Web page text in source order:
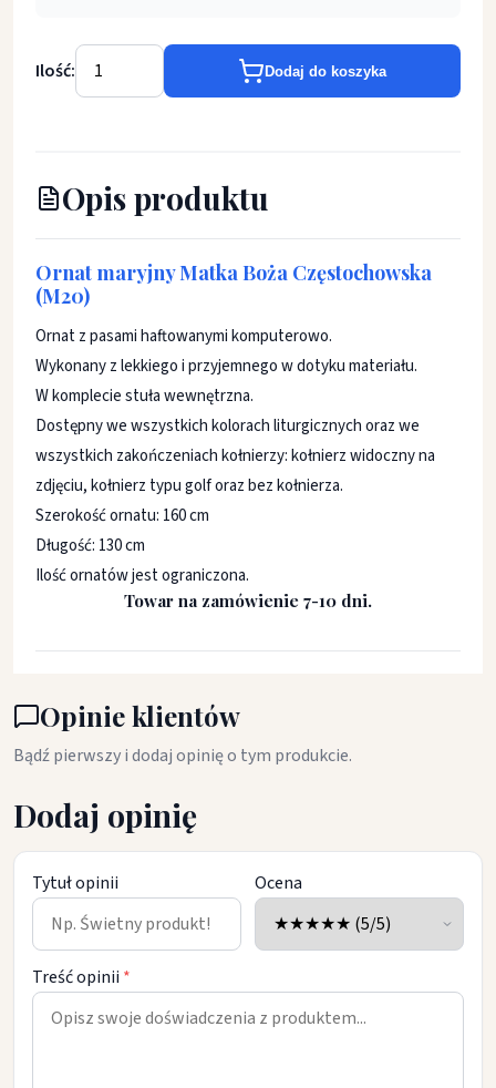
Ilość: Dodaj do koszyka
Opis produktu
Ornat maryjny Matka Boża Częstochowska
(M20)
Ornat z pasami haftowanymi komputerowo.
Wykonany z lekkiego i przyjemnego w dotyku materiału.
W komplecie stuła wewnętrzna.
Dostępny we wszystkich kolorach liturgicznych oraz we
wszystkich zakończeniach kołnierzy: kołnierz widoczny na
zdjęciu, kołnierz typu golf oraz bez kołnierza.
Szerokość ornatu: 160 cm
Długość: 130 cm
Ilość ornatów jest ograniczona.
Towar na zamówienie 7-10 dni.
Opinie klientów
Bądź pierwszy i dodaj opinię o tym produkcie.
Dodaj opinię
Tytuł opinii Ocena
Treść opinii *